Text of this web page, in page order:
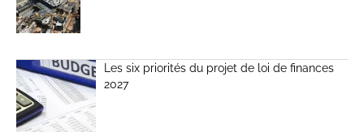
Les six priorités du projet de loi de finances
2027